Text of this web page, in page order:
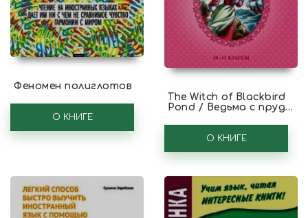
Феномен полиглотов
О КНИГЕ
The Witch of Blackbird
Pond / Ведьма с пруда
классы
О КНИГЕ